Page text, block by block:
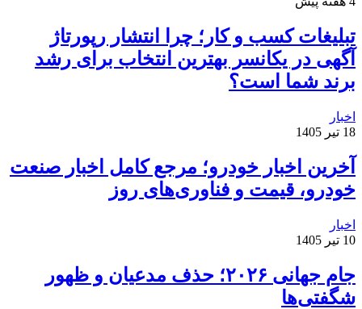
تبلیغات کسب و کار؛ چرا انتشار رپورتاژ
آگهی در یکانسر بهترین انتخاب برای رشد
برند شما است؟
اخبار
18 تیر 1405
آخرین اخبار خودرو؛ مرجع کامل اخبار صنعت
خودرو، قیمت و فناوری‌های روز
اخبار
10 تیر 1405
جام جهانی ۲۰۲۶؛ حذف مدعیان و ظهور
شگفتی‌ها